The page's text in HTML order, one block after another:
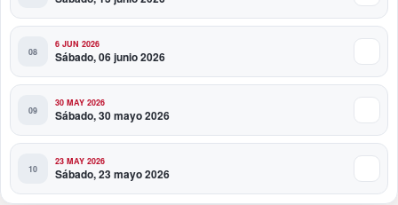
6 JUN 2026
Sábado, 06 junio 2026
30 MAY 2026
Sábado, 30 mayo 2026
23 MAY 2026
Sábado, 23 mayo 2026